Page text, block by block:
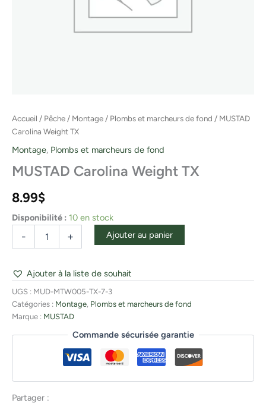
Accueil / Pêche / Montage / Plombs et marcheurs de fond / MUSTAD
Carolina Weight TX
Montage, Plombs et marcheurs de fond
MUSTAD Carolina Weight TX
8.99$
Disponibilité : 10 en stock
- + Ajouter au panier
Ajouter à la liste de souhait
UGS : MUD-MTW005-TX-7-3
Catégories : Montage, Plombs et marcheurs de fond
Marque : MUSTAD
Commande sécurisée garantie
Partager :